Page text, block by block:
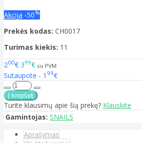
Akcija -50%
Prekės kodas: CH0017
Turimas kiekis: 11
200€ 399€ su PVM
Sutaupote - 1 99€
Turite klausimų apie šią prekę? Klauskite
Gamintojas: SNAILS
Aprašymas